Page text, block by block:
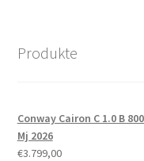
Produkte
Conway Cairon C 1.0 B
Mj 2026
€3.799,00